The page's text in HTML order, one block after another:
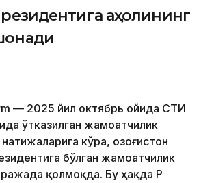
аҳолининг
— 2025 йил октябрь ойида ҚСТИ
ўтказилган жамоатчилик
кўра, Қозоғистон
бўлган жамоатчилик
қолмоқда. Бу ҳақда ҚР